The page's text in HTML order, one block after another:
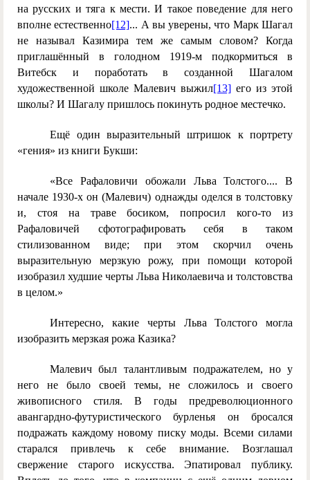
на русских и тяга к мести. И такое поведение для него
вполне естественно[12]... А вы уверены, что Марк Шагал
не называл Казимира тем же самым словом? Когда
приглашённый в голодном 1919-м подкормиться в
Витебск и поработать в созданной Шагалом
художественной школе Малевич выжил[13] его из этой
школы? И Шагалу пришлось покинуть родное местечко.
Ещё один выразительный штришок к портрету
«гения» из книги Букши:
«Все Рафаловичи обожали Льва Толстого.... В
начале 1930-х он (Малевич) однажды оделся в толстовку
и, стоя на траве босиком, попросил кого-то из
Рафаловичей сфотографировать себя в таком
стилизованном виде; при этом скорчил очень
выразительную мерзкую рожу, при помощи которой
изобразил худшие черты Льва Николаевича и толстовства
в целом.»
Интересно, какие черты Льва Толстого могла
изобразить мерзкая рожа Казика?
Малевич был талантливым подражателем, но у
него не было своей темы, не сложилось и своего
живописного стиля. В годы предреволюционного
авангардно-футуристического бурленья он бросался
подражать каждому новому писку моды. Всеми силами
старался привлечь к себе внимание. Возглашал
свержение старого искусства. Эпатировал публику.